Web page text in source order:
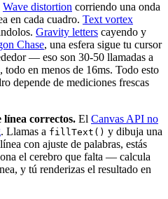
Wave distortion corriendo una onda
en cada cuadro. Text vortex
Gravity letters cayendo y
Chase, una esfera sigue tu cursor
— eso son 30-50 llamadas a
todo en menos de 16ms. Todo esto
depende de mediciones frescas
línea correctos. El Canvas API no
. Llamas a fillText() y dibuja una
con ajuste de palabras, estás
el cerebro que falta — calcula
y tú renderizas el resultado en